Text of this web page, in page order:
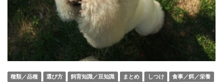
種類／品種 選び方 飼育知識／豆知識 まとめ しつけ
食事／餌／栄養